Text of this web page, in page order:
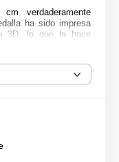
verdaderamente
ha sido impresa
3D, lo que la hace
que
las reciba!